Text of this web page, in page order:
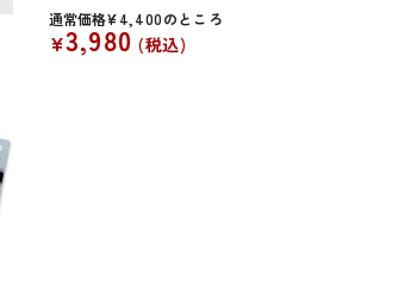
通常価格¥4,400のところ
¥3,980 税込